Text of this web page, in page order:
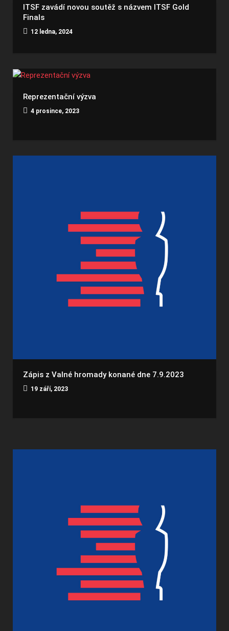
ITSF zavádí novou soutěž s názvem ITSF Gold
Finals
12 ledna, 2024
Reprezentační výzva
4 prosince, 2023
Zápis z Valné hromady konané dne 7.9.2023
19 září, 2023